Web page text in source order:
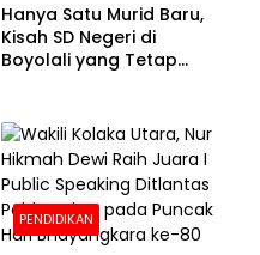
Hanya Satu Murid Baru,
Kisah SD Negeri di
Boyolali yang Tetap
PENDIDIKAN